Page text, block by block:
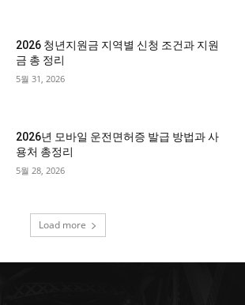
2026 청년지원금 지역별 신청 조건과 지원
금 총 정리
5월 31, 2026
2026년 모바일 운전면허증 발급 방법과 사
용처 총정리
5월 28, 2026
Load more